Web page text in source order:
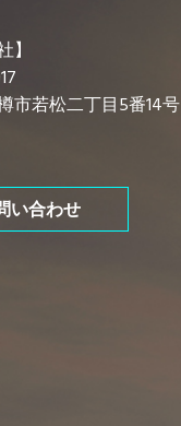
】
市若松二丁目5番14号
い合わせ